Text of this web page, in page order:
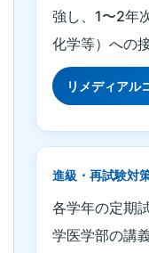
強し、1〜2年
化学等）への
リメディアル
進級・再試験対
各学年の定期
学医学部の講